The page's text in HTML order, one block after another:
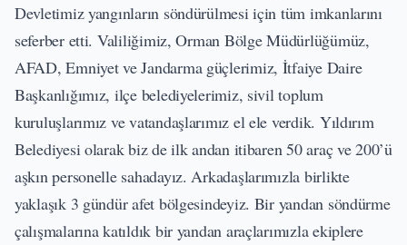
Devletimiz yangınların söndürülmesi için tüm imkanlarını
seferber etti. Valiliğimiz, Orman Bölge Müdürlüğümüz,
AFAD, Emniyet ve Jandarma güçlerimiz, İtfaiye Daire
Başkanlığımız, ilçe belediyelerimiz, sivil toplum
kuruluşlarımız ve vatandaşlarımız el ele verdik. Yıldırım
Belediyesi olarak biz de ilk andan itibaren 50 araç ve 200’ü
aşkın personelle sahadayız. Arkadaşlarımızla birlikte
yaklaşık 3 gündür afet bölgesindeyiz. Bir yandan söndürme
çalışmalarına katıldık bir yandan araçlarımızla ekiplere